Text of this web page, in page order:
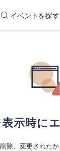
イベントを探す
示時に
除、変更された